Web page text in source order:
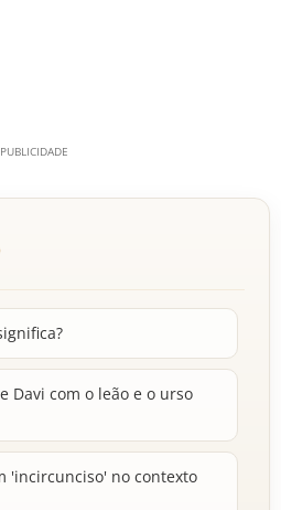
Davi com o leão e o urso
'incircunciso' no contexto